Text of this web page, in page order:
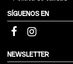
SÍGUENOS EN
NEWSLETTER